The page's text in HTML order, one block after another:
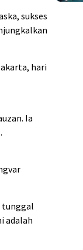
sukses
hari
Ia
tunggal
adalah